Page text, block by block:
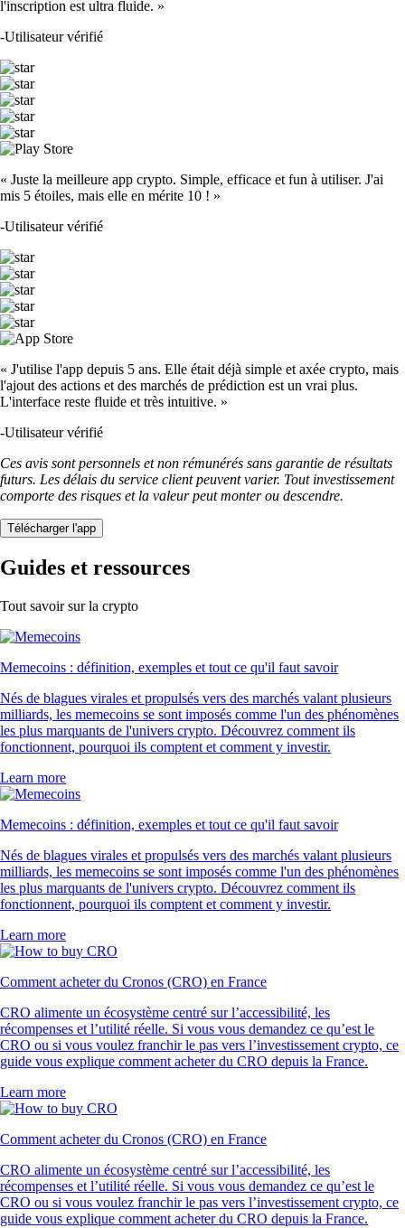
l'inscription est ultra fluide. »
-Utilisateur vérifié
« Juste la meilleure app crypto. Simple, efficace et fun à utiliser. J'ai
mis 5 étoiles, mais elle en mérite 10 ! »
-Utilisateur vérifié
« J'utilise l'app depuis 5 ans. Elle était déjà simple et axée crypto, mais
l'ajout des actions et des marchés de prédiction est un vrai plus.
L'interface reste fluide et très intuitive. »
-Utilisateur vérifié
Ces avis sont personnels et non rémunérés sans garantie de résultats
futurs. Les délais du service client peuvent varier. Tout investissement
comporte des risques et la valeur peut monter ou descendre.
Télécharger l'app
Guides et ressources
Tout savoir sur la crypto
Memecoins : définition, exemples et tout ce qu'il faut savoir
Nés de blagues virales et propulsés vers des marchés valant plusieurs
milliards, les memecoins se sont imposés comme l'un des phénomènes
les plus marquants de l'univers crypto. Découvrez comment ils
fonctionnent, pourquoi ils comptent et comment y investir.
Learn more
Memecoins : définition, exemples et tout ce qu'il faut savoir
Nés de blagues virales et propulsés vers des marchés valant plusieurs
milliards, les memecoins se sont imposés comme l'un des phénomènes
les plus marquants de l'univers crypto. Découvrez comment ils
fonctionnent, pourquoi ils comptent et comment y investir.
Learn more
Comment acheter du Cronos (CRO) en France
CRO alimente un écosystème centré sur l’accessibilité, les
récompenses et l’utilité réelle. Si vous vous demandez ce qu’est le
CRO ou si vous voulez franchir le pas vers l’investissement crypto, ce
guide vous explique comment acheter du CRO depuis la France.
Learn more
Comment acheter du Cronos (CRO) en France
CRO alimente un écosystème centré sur l’accessibilité, les
récompenses et l’utilité réelle. Si vous vous demandez ce qu’est le
CRO ou si vous voulez franchir le pas vers l’investissement crypto, ce
guide vous explique comment acheter du CRO depuis la France.